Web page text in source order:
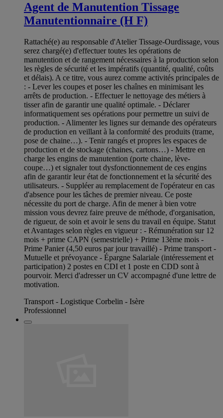
Agent de Manutention Tissage
Manutentionnaire (H F)
Rattaché(e) au responsable d'Atelier Tissage-Ourdissage, vous
serez chargé(e) d'effectuer toutes les opérations de
manutention et de rangement nécessaires à la production selon
les règles de sécurité et les impératifs (quantité, qualité, coûts
et délais). A ce titre, vous aurez comme activités principales de
: - Lever les coupes et poser les chaînes en minimisant les
arrêts de production. - Effectuer le nettoyage des métiers à
tisser afin de garantir une qualité optimale. - Déclarer
informatiquement ses opérations pour permettre un suivi de
production. - Alimenter les lignes sur demande des opérateurs
de production en veillant à la conformité des produits (trame,
pose de chaine…). - Tenir rangés et propres les espaces de
production et de stockage (chaines, cartons…) - Mettre en
charge les engins de manutention (porte chaine, lève-
coupe…) et signaler tout dysfonctionnement de ces engins
afin de garantir leur état de fonctionnement et la sécurité des
utilisateurs. - Suppléer au remplacement de l'opérateur en cas
d'absence pour les tâches de premier niveau. Ce poste
nécessite du port de charge. Afin de mener à bien votre
mission vous devrez faire preuve de méthode, d'organisation,
de rigueur, de soin et avoir le sens du travail en équipe. Statut
et Avantages selon règles en vigueur : - Rémunération sur 12
mois + prime CAPN (semestrielle) + Prime 13ème mois -
Prime Panier (4,50 euros par jour travaillé) - Prime transport -
Mutuelle et prévoyance - Épargne Salariale (intéressement et
participation) 2 postes en CDI et 1 poste en CDD sont à
pourvoir. Merci d'adresser un CV accompagné d'une lettre de
motivation.
Transport - Logistique Corbelin - Isère
Professionnel